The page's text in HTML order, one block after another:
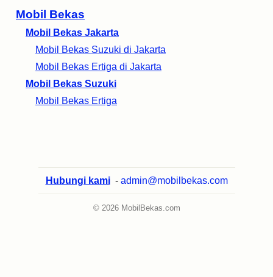
Mobil Bekas
Mobil Bekas Jakarta
Mobil Bekas Suzuki di Jakarta
Mobil Bekas Ertiga di Jakarta
Mobil Bekas Suzuki
Mobil Bekas Ertiga
Hubungi kami - admin@mobilbekas.com
© 2026 MobilBekas.com